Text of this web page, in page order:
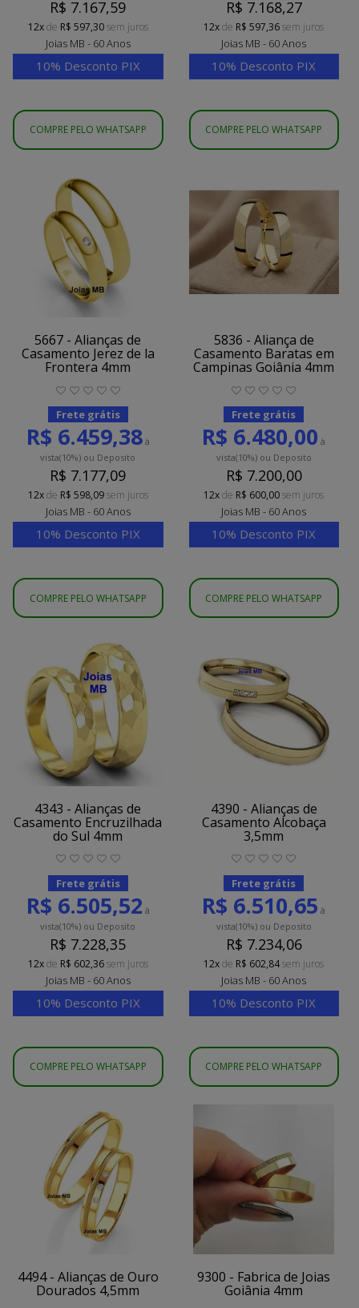
R$ 7.167,59
12xde R$ 597,30sem juros
Joias MB - 60 Anos
10% Desconto PIX
COMPRE PELO WHATSAPP
R$ 7.168,27
12xde R$ 597,36sem juros
Joias MB - 60 Anos
10% Desconto PIX
COMPRE PELO WHATSAPP
5667 - Alianças de
Casamento Jerez de la
Frontera 4mm
Frete grátis
R$ 6.459,38à
vista(10%) ou Deposito
R$ 7.177,09
12xde R$ 598,09sem juros
Joias MB - 60 Anos
10% Desconto PIX
COMPRE PELO WHATSAPP
5836 - Aliança de
Casamento Baratas em
Campinas Goiânia 4mm
Frete grátis
R$ 6.480,00 à
vista(10%)ou Deposito
R$ 7.200,00
12xde R$ 600,00sem juros
Joias MB - 60 Anos
10% Desconto PIX
COMPRE PELO WHATSAPP
4343 - Alianças de
Casamento Encruzilhada
do Sul 4mm
Frete grátis
R$ 6.505,52 à
vista(10%) ou Deposito
R$ 7.228,35
12xde R$ 602,36sem juros
Joias MB - 60 Anos
10% Desconto PIX
COMPRE PELO WHATSAPP
4390 - Alianças de
Casamento Alcobaça
3,5mm
Frete grátis
R$ 6.510,65 à
vista(10%)ou Deposito
R$ 7.234,06
12xde R$ 602,84sem juros
Joias MB - 60 Anos
10% Desconto PIX
COMPRE PELO WHATSAPP
4494 - Alianças de Ouro
Dourados 4,5mm
9300 - Fabrica de Joias
Goiânia 4mm